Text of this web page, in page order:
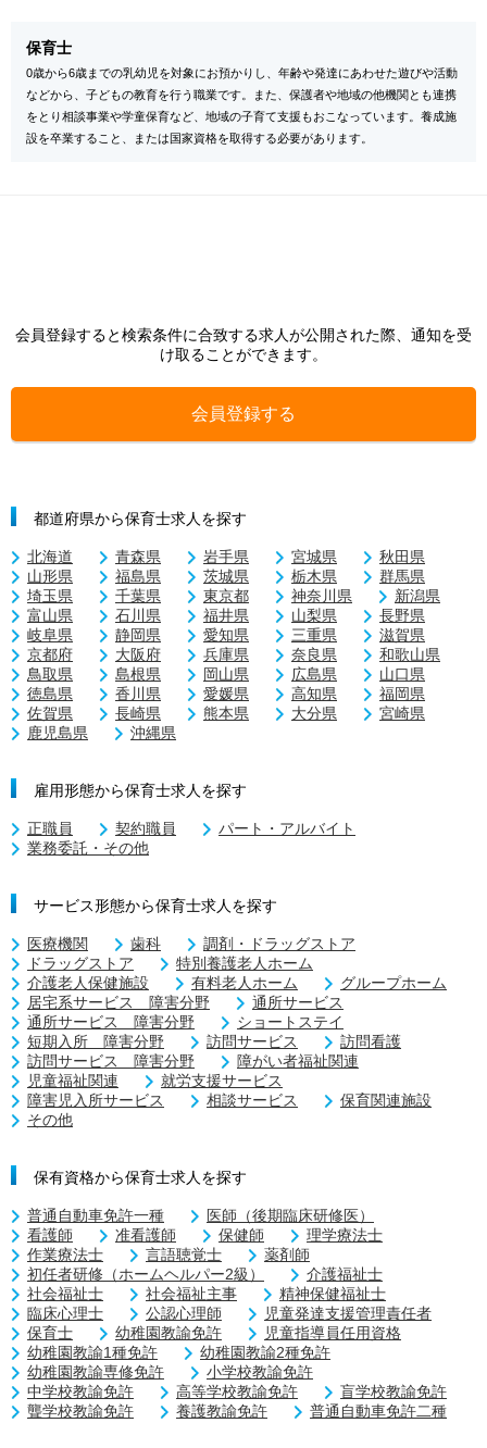
保育士
0歳から6歳までの乳幼児を対象にお預かりし、年齢や発達にあわせた遊びや活動
などから、子どもの教育を行う職業です。また、保護者や地域の他機関とも連携
をとり相談事業や学童保育など、地域の子育て支援もおこなっています。養成施
設を卒業すること、または国家資格を取得する必要があります。
会員登録すると検索条件に合致する求人が公開された際、通知を受
け取ることができます。
会員登録する
都道府県から保育士求人を探す
北海道 青森県 岩手県 宮城県
秋田県
山形県
福島県 茨城県 栃木県
群馬県
埼玉県
千葉県 東京都 神奈川県
新潟県
富山県
石川県 福井県 山梨県
長野県
岐阜県
静岡県 愛知県 三重県
滋賀県
京都府
大阪府 兵庫県 奈良県
和歌山県
鳥取県
島根県 岡山県 広島県
山口県
徳島県
香川県 愛媛県 高知県
福岡県
佐賀県
長崎県 熊本県 大分県
宮崎県
鹿児島県
沖縄県
雇用形態から保育士求人を探す
正職員 契約職員
パート・アルバイト
業務委託・その他
サービス形態から保育士求人を探す
医療機関 歯科
調剤・ドラッグストア
ドラッグストア
特別養護老人ホーム
介護老人保健施設
有料老人ホーム
グループホーム
居宅系サービス 障害分野
通所サービス
通所サービス 障害分野
ショートステイ
短期入所 障害分野
訪問サービス
訪問看護
訪問サービス 障害分野
障がい者福祉関連
児童福祉関連
就労支援サービス
障害児入所サービス
相談サービス
保育関連施設
その他
保有資格から保育士求人を探す
普通自動車免許一種
医師（後期臨床研修医）
看護師
准看護師 保健師
理学療法士
作業療法士
言語聴覚士
薬剤師
初任者研修（ホームヘルパー2級）
介護福祉士
社会福祉士
社会福祉主事
精神保健福祉士
臨床心理士
公認心理師
児童発達支援管理責任者
保育士
幼稚園教諭免許
児童指導員任用資格
幼稚園教諭1種免許
幼稚園教諭2種免許
幼稚園教諭専修免許
小学校教諭免許
中学校教諭免許
高等学校教諭免許
盲学校教諭免許
聾学校教諭免許
養護教諭免許 普通自動車免許二種